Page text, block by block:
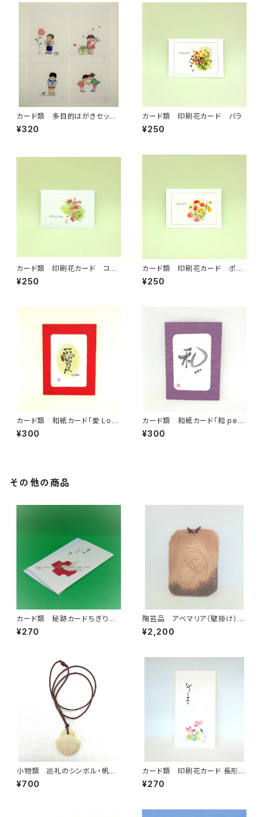
カード類 多目的はがきセット
（はがきサイズ 4点）
¥320
カード類 印刷花カード バラ
¥250
カード類 印刷花カード コス
モス
¥250
カード類 印刷花カード ポピ
ー
¥250
カード類 和紙カード「愛 Lov
e 」
¥300
カード類 和紙カード「和 pea
ce 」
¥300
その他の商品
カード類 秘跡カードちぎり
絵 堅信
¥270
陶芸品 アベマリア（壁掛け）本
焼き
¥2,200
小物類 巡礼のシンボル・帆立
貝の焼き物ペンダント 白土
¥700
カード類 印刷花カード 長形
シクラメン
¥270